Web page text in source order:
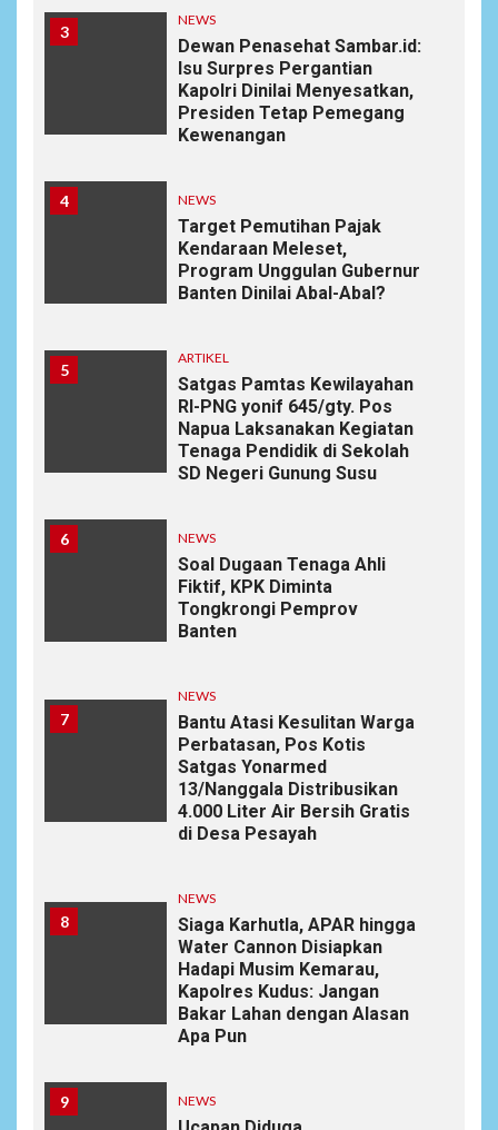
3
NEWS
Dewan Penasehat Sambar.id:
Isu Surpres Pergantian
Kapolri Dinilai Menyesatkan,
Presiden Tetap Pemegang
Kewenangan
4 NEWS
Target Pemutihan Pajak
Kendaraan Meleset,
Program Unggulan Gubernur
Banten Dinilai Abal-Abal?
5
ARTIKEL
Satgas Pamtas Kewilayahan
RI-PNG yonif 645/gty. Pos
Napua Laksanakan Kegiatan
Tenaga Pendidik di Sekolah
SD Negeri Gunung Susu
6 NEWS
Soal Dugaan Tenaga Ahli
Fiktif, KPK Diminta
Tongkrongi Pemprov
Banten
7
NEWS
Bantu Atasi Kesulitan Warga
Perbatasan, Pos Kotis
Satgas Yonarmed
13/Nanggala Distribusikan
4.000 Liter Air Bersih Gratis
di Desa Pesayah
8
NEWS
Siaga Karhutla, APAR hingga
Water Cannon Disiapkan
Hadapi Musim Kemarau,
Kapolres Kudus: Jangan
Bakar Lahan dengan Alasan
Apa Pun
9 NEWS